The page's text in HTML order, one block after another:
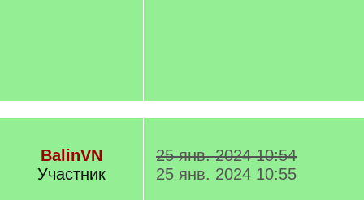
BalinVN
Участник
25 янв. 2024 10:54
25 янв. 2024 10:55